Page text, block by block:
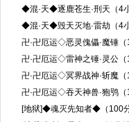
◆混·天◆逐鹿苍生·刑天（4小
◆混·天◆毁天灭地·雷劫（4小
卍·卍厄运◇恶灵傀儡·魔锤（
卍·卍厄运◇雷神之锤·灵公（
卍·卍厄运◇冥界战神·斩魔（
卍·卍厄运◇吞天神兽·狍鸮（
[地狱]◆魂灭先知者◆（100分